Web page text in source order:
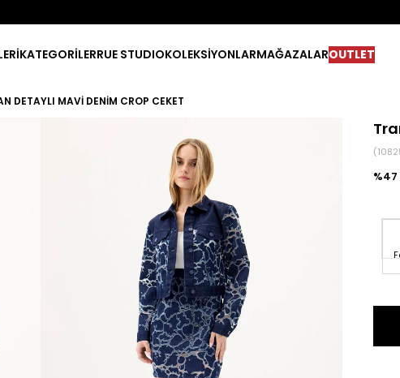
KATEGORİLERRUE STUDIOKOLEKSİYONLARMAĞAZALAROUTLET
DETAYLI MAVI DENIM CROP CEKET
47